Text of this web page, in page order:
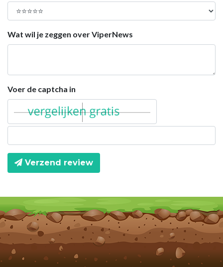
Wat wil je zeggen over ViperNews
Voer de captcha in
Verzend review